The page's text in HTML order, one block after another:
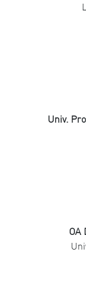
Univ.
OA